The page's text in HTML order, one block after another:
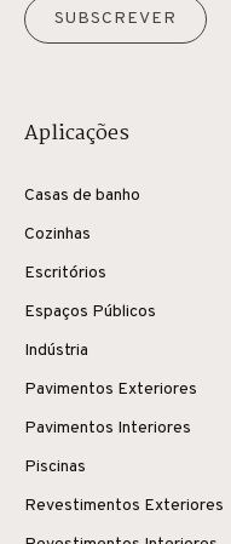
SUBSCREVER
Aplicações
Casas de banho
Cozinhas
Escritórios
Espaços Públicos
Indústria
Pavimentos Exteriores
Pavimentos Interiores
Piscinas
Revestimentos Exteriores